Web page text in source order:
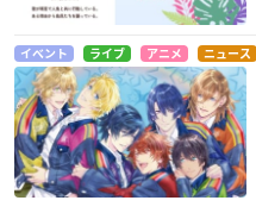
イベント ライブ アニメ ニュース